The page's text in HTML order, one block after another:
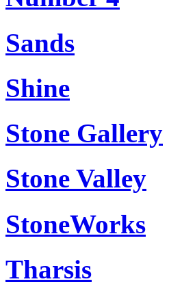
Sands
Shine
Stone Gallery
Stone Valley
StoneWorks
Tharsis